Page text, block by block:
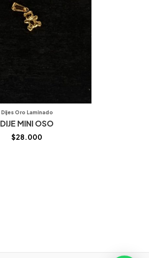
Dijes Oro Laminado
DIJE MINI OSO
$28.000